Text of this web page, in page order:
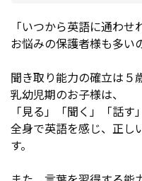
「いつから英語に通わせ
お悩みの保護者様も多い
聞き取り能力の確立は５
乳幼児期のお子様は、
「見る」「聞く」「話
全身で英語を感じ、正し
す。